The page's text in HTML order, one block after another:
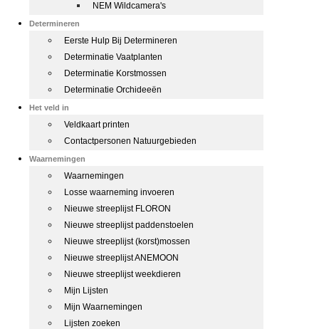
NEM Wildcamera's
Determineren
Eerste Hulp Bij Determineren
Determinatie Vaatplanten
Determinatie Korstmossen
Determinatie Orchideeën
Het veld in
Veldkaart printen
Contactpersonen Natuurgebieden
Waarnemingen
Waarnemingen
Losse waarneming invoeren
Nieuwe streeplijst FLORON
Nieuwe streeplijst paddenstoelen
Nieuwe streeplijst (korst)mossen
Nieuwe streeplijst ANEMOON
Nieuwe streeplijst weekdieren
Mijn Lijsten
Mijn Waarnemingen
Lijsten zoeken